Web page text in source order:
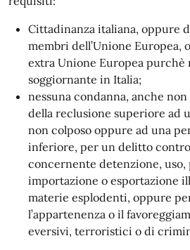
Cittadinanza italiana, oppure
membri dell’Unione Europea,
extra Unione Europea purchè
soggiornante in Italia;
nessuna condanna, anche
della reclusione superiore ad
non colposo oppure ad una
inferiore, per un delitto contro
concernente detenzione,
importazione o esportazione
materie esplodenti, oppure
l’appartenenza o il
eversivi, terroristici o di